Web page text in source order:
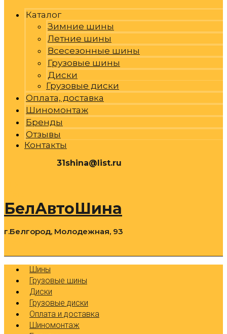
Каталог
Зимние шины
Летние шины
Всесезонные шины
Грузовые шины
Диски
Грузовые диски
Оплата, доставка
Шиномонтаж
Бренды
Отзывы
Контакты
31shina@list.ru
БелАвтоШина
г.Белгород, Молодежная, 93
Шины
Грузовые шины
Диски
Грузовые диски
Оплата и доставка
Шиномонтаж